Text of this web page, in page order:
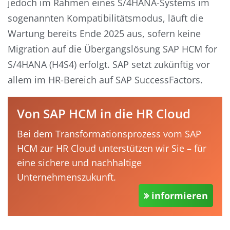
jedoch im Rahmen eines S/4HANA-Systems im
sogenannten Kompatibilitätsmodus, läuft die
Wartung bereits Ende 2025 aus, sofern keine
Migration auf die Übergangslösung SAP HCM for
S/4HANA (H4S4) erfolgt. SAP setzt zukünftig vor
allem im HR-Bereich auf SAP SuccessFactors.
Von SAP HCM in die HR Cloud
Bei dem Transformationsprozess vom SAP
HCM zur HR Cloud unterstützen wir Sie – für
eine sichere und nachhaltige
Unternehmenszukunft.
informieren